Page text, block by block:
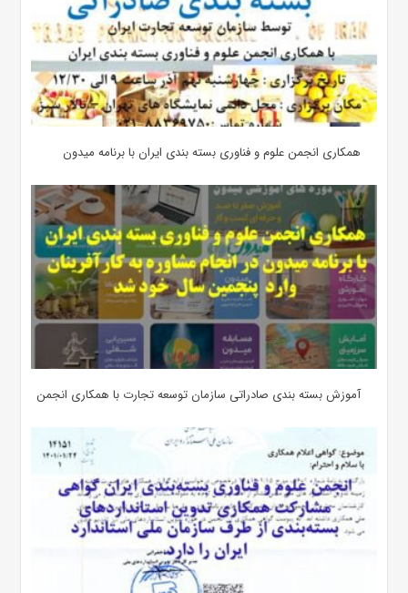
همکاری انجمن علوم و فناوری بسته بندی ایران با برنامه میدون
آموزش بسته بندی صادراتی سازمان توسعه تجارت با همکاری انجمن